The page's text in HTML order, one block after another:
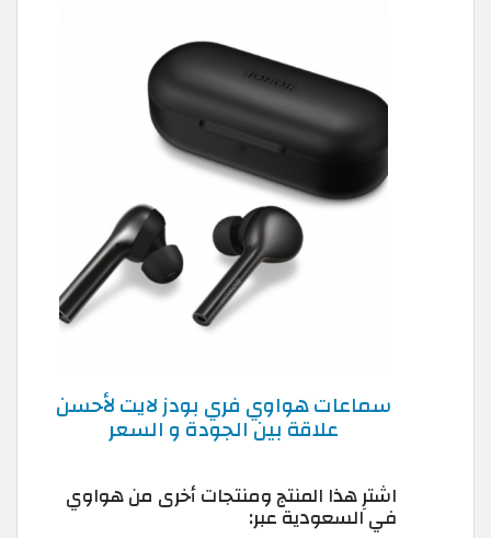
سماعات هواوي فري بودز لايت لأحسن
علاقة بين الجودة و السعر
اشترِ هذا المنتج ومنتجات أخرى من هواوي
في السعودية عبر: